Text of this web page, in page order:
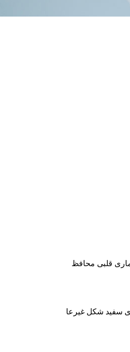
قلبی محافظ
سفید شکل غیرعا